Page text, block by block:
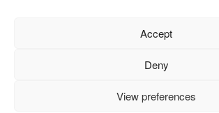
Accept
Deny
View preferences
Häufig gestellte Fragen